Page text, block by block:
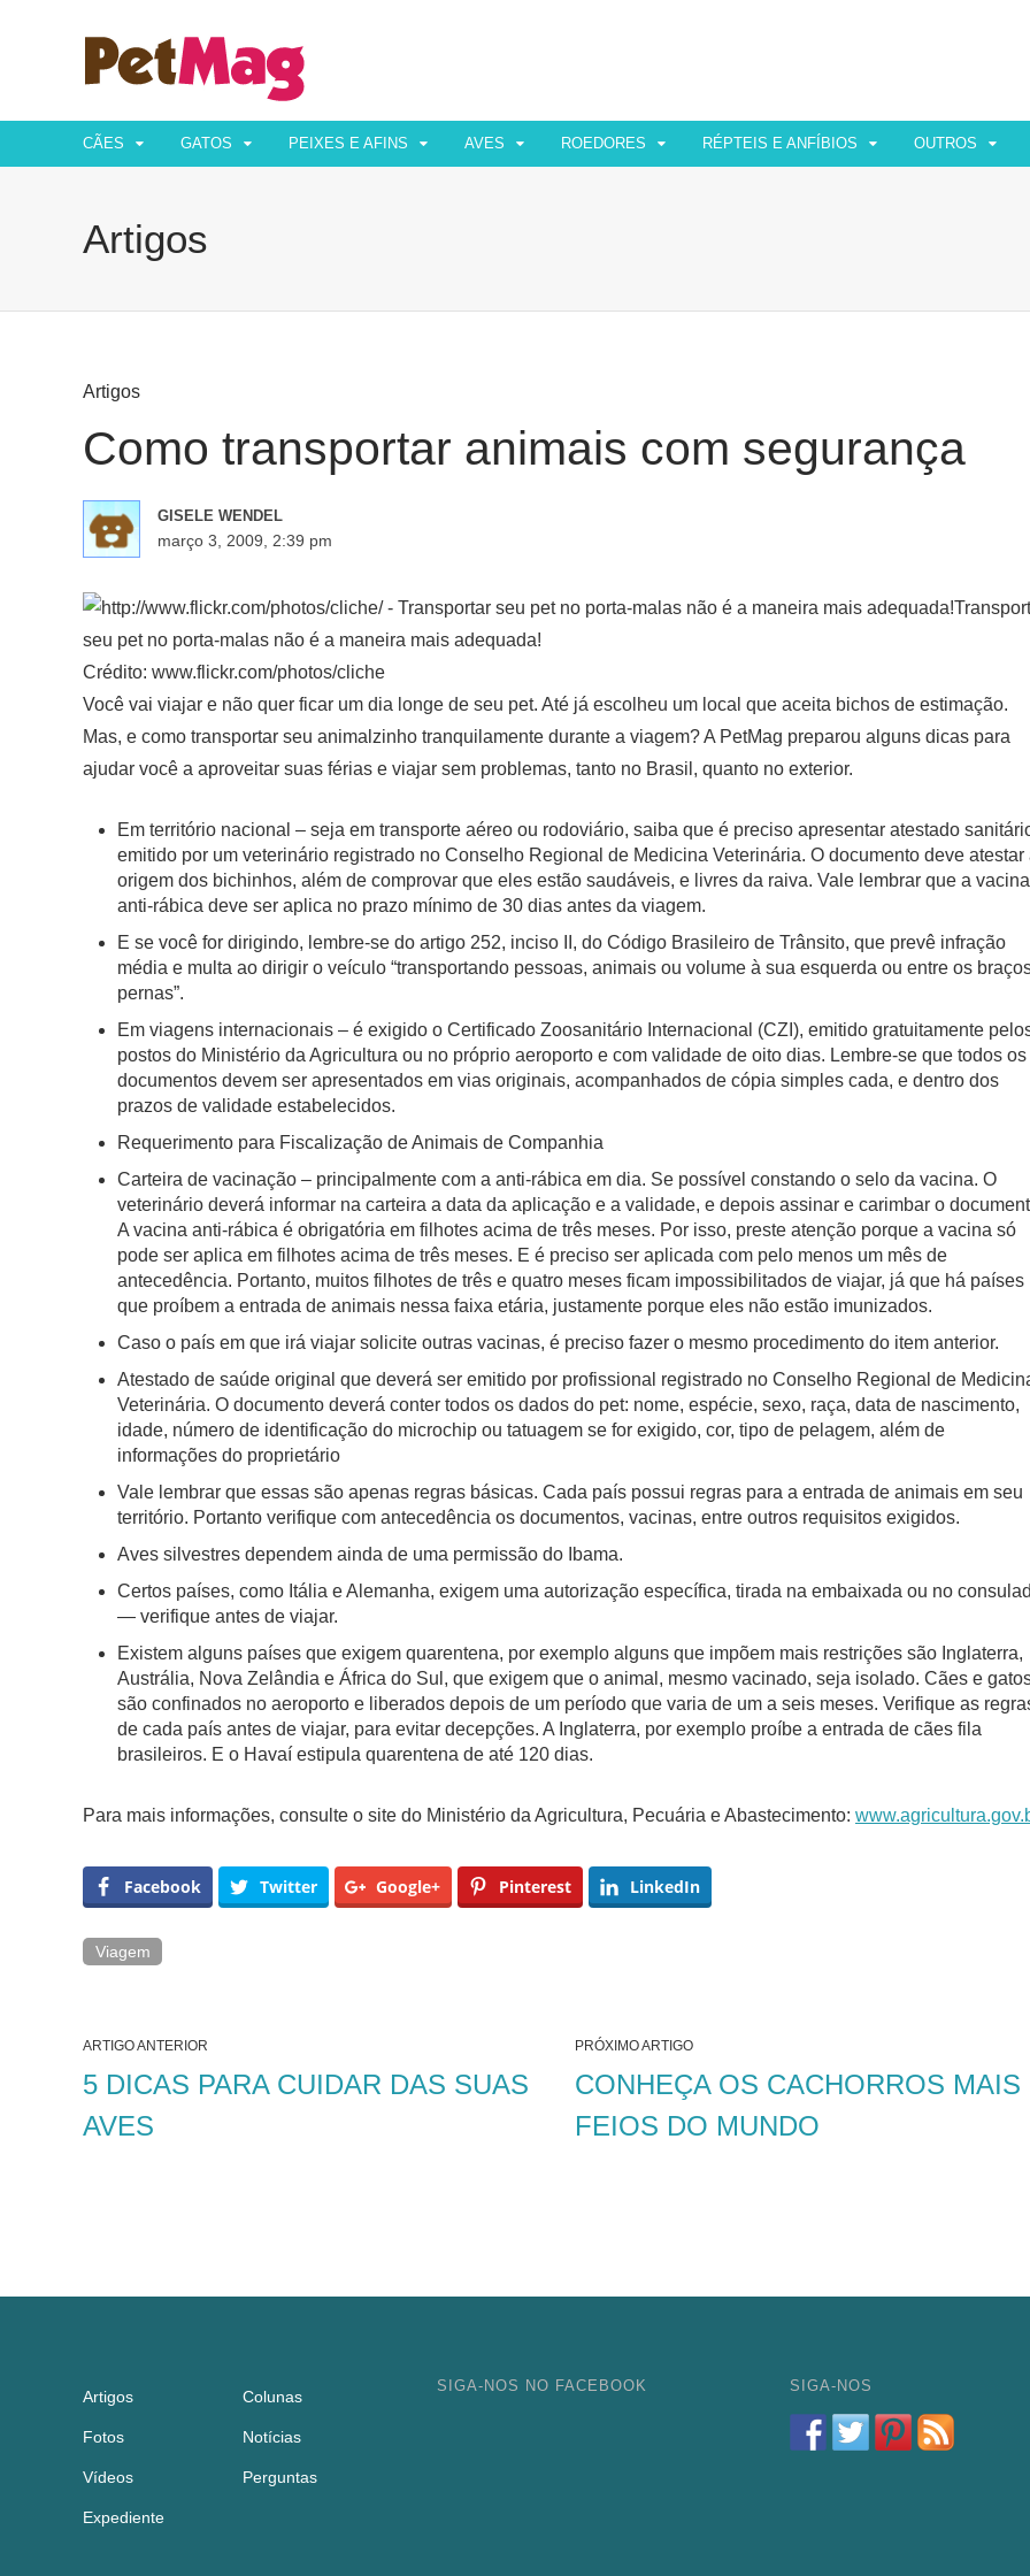
CÃES GATOS PEIXES E AFINS AVES ROEDORES RÉPTEIS E ANFÍBIOS OUTROS
Artigos
Artigos
Como transportar animais com segurança
GISELE WENDEL
março 3, 2009, 2:39 pm
seu pet no porta-malas não é a maneira mais adequada!
Crédito: www.flickr.com/photos/cliche
Você vai viajar e não quer ficar um dia longe de seu pet. Até já escolheu um local que aceita bichos de estimação.
Mas, e como transportar seu animalzinho tranquilamente durante a viagem? A PetMag preparou alguns dicas para
ajudar você a aproveitar suas férias e viajar sem problemas, tanto no Brasil, quanto no exterior.
Em território nacional – seja em transporte aéreo ou rodoviário, saiba que é preciso apresentar atestado
emitido por um veterinário registrado no Conselho Regional de Medicina Veterinária. O documento deve atestar
origem dos bichinhos, além de comprovar que eles estão saudáveis, e livres da raiva. Vale lembrar que a vacina
anti-rábica deve ser aplica no prazo mínimo de 30 dias antes da viagem.
E se você for dirigindo, lembre-se do artigo 252, inciso II, do Código Brasileiro de Trânsito, que prevê infração
média e multa ao dirigir o veículo “transportando pessoas, animais ou volume à sua esquerda ou entre os
pernas”.
Em viagens internacionais – é exigido o Certificado Zoosanitário Internacional (CZI), emitido gratuitamente
postos do Ministério da Agricultura ou no próprio aeroporto e com validade de oito dias. Lembre-se que todos os
documentos devem ser apresentados em vias originais, acompanhados de cópia simples cada, e dentro dos
prazos de validade estabelecidos.
Requerimento para Fiscalização de Animais de Companhia
Carteira de vacinação – principalmente com a anti-rábica em dia. Se possível constando o selo da vacina. O
veterinário deverá informar na carteira a data da aplicação e a validade, e depois assinar e carimbar o
A vacina anti-rábica é obrigatória em filhotes acima de três meses. Por isso, preste atenção porque a vacina só
pode ser aplica em filhotes acima de três meses. E é preciso ser aplicada com pelo menos um mês de
antecedência. Portanto, muitos filhotes de três e quatro meses ficam impossibilitados de viajar, já que há países
que proíbem a entrada de animais nessa faixa etária, justamente porque eles não estão imunizados.
Caso o país em que irá viajar solicite outras vacinas, é preciso fazer o mesmo procedimento do item anterior.
Atestado de saúde original que deverá ser emitido por profissional registrado no Conselho Regional de
Veterinária. O documento deverá conter todos os dados do pet: nome, espécie, sexo, raça, data de nascimento,
idade, número de identificação do microchip ou tatuagem se for exigido, cor, tipo de pelagem, além de
informações do proprietário
Vale lembrar que essas são apenas regras básicas. Cada país possui regras para a entrada de animais em seu
território. Portanto verifique com antecedência os documentos, vacinas, entre outros requisitos exigidos.
Aves silvestres dependem ainda de uma permissão do Ibama.
Certos países, como Itália e Alemanha, exigem uma autorização específica, tirada na embaixada ou no
— verifique antes de viajar.
Existem alguns países que exigem quarentena, por exemplo alguns que impõem mais restrições são Inglaterra,
Austrália, Nova Zelândia e África do Sul, que exigem que o animal, mesmo vacinado, seja isolado. Cães e
são confinados no aeroporto e liberados depois de um período que varia de um a seis meses. Verifique as
de cada país antes de viajar, para evitar decepções. A Inglaterra, por exemplo proíbe a entrada de cães fila
brasileiros. E o Havaí estipula quarentena de até 120 dias.
Para mais informações, consulte o site do Ministério da Agricultura, Pecuária e Abastecimento:
Facebook Twitter Google+ Pinterest LinkedIn
Viagem
ARTIGO ANTERIOR
5 DICAS PARA CUIDAR DAS SUAS
AVES
PRÓXIMO ARTIGO
CONHEÇA OS CACHORROS MAIS
FEIOS DO MUNDO
Artigos Colunas
Fotos Notícias
Vídeos Perguntas
Expediente
SIGA-NOS NO FACEBOOK SIGA-NOS